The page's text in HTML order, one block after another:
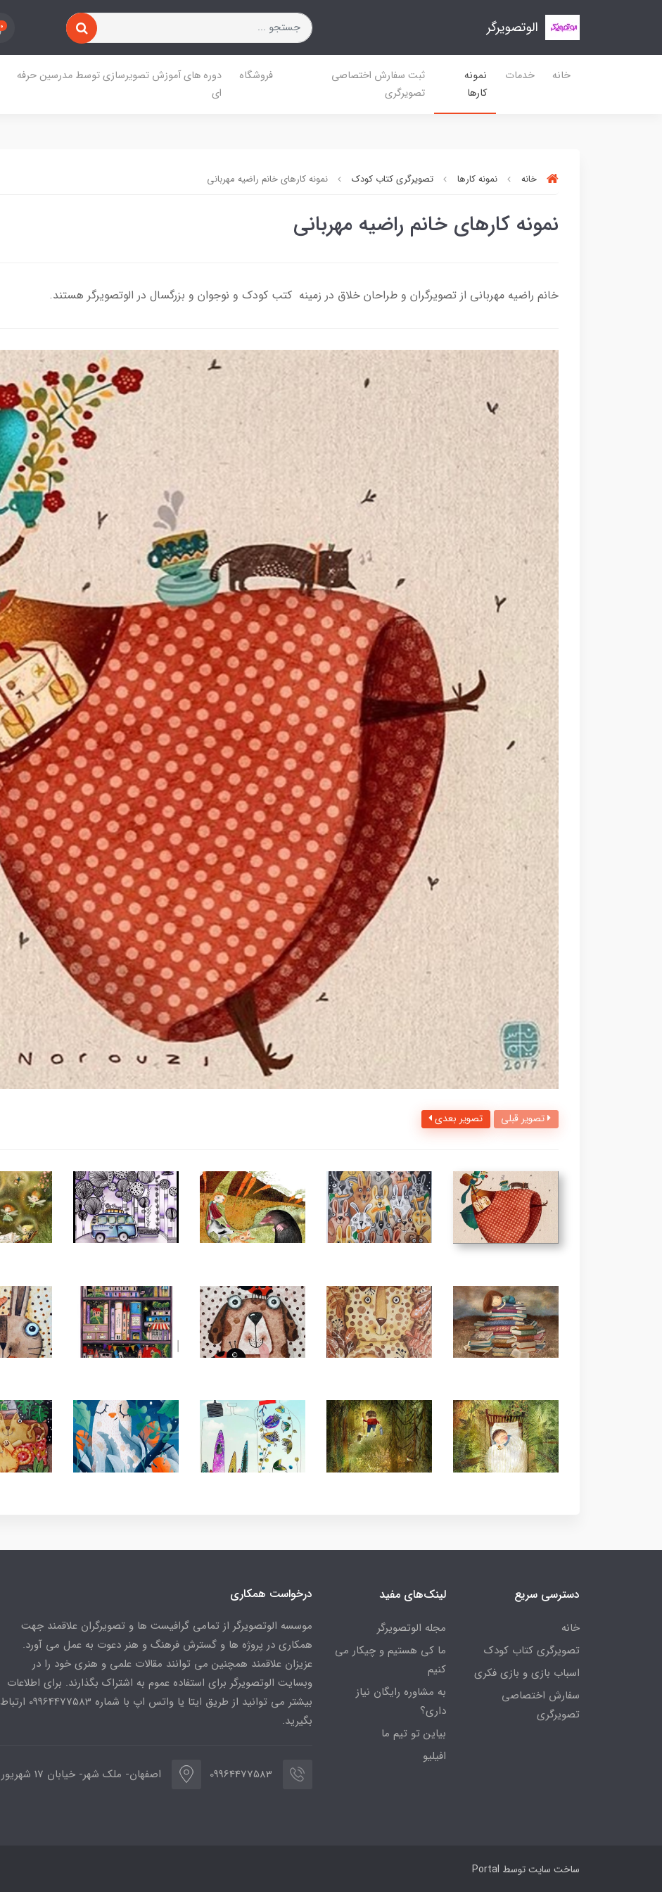
الوتصویرگر 0
خانه خدمات
نمونه
کارها
ثبت سفارش اختصاصی
تصویرگری
فروشگاه
دوره های آموزش تصویرسازی توسط مدرسین حرفه
ای
خانه نمونه کارها تصویرگری کتاب کودک نمونه کارهای خانم راضیه مهربانی
نمونه کارهای خانم راضیه مهربانی
خانم راضیه مهربانی از تصویرگران و طراحان خلاق در زمینه کتب کودک و نوجوان و بزرگسال در الوتصویرگر هستند.
تصویر قبلی تصویر بعدی
دسترسی سریع
خانه
تصویرگری کتاب کودک
اسباب بازی و بازی فکری
سفارش اختصاصی
تصویرگری
لینک‌های مفید
مجله الوتصویرگر
ما کی هستیم و چیکار می
کنیم
به مشاوره رایگان نیاز
داری؟
بیاین تو تیم ما
افیلیو
درخواست همکاری
موسسه الوتصویرگر از تمامی گرافیست ها و تصویرگران علاقمند جهت
همکاری در پروژه ها و گسترش فرهنگ و هنر دعوت به عمل می آورد.
عزیزان علاقمند همچنین می توانند مقالات علمی و هنری خود را در
وبسایت الوتصویرگر برای استفاده عموم به اشتراک بگذارند. برای اطلاعات
بیشتر می توانید از طریق ایتا یا واتس اپ با شماره 09964477583 ارتباط
بگیرید.
09964477583 اصفهان- ملک شهر- خیابان 17 شهریور
ساخت سایت توسط Portal